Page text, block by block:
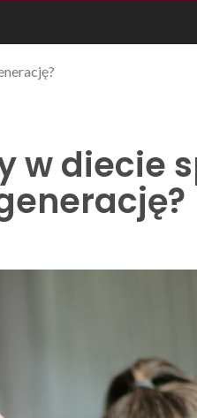
w diecie